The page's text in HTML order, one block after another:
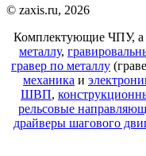
© zaxis.ru, 2026
Комплектующие ЧПУ, а
металлу,
гравер по металлу
механика и
ШВП,
рельсовые
драйверы шагового